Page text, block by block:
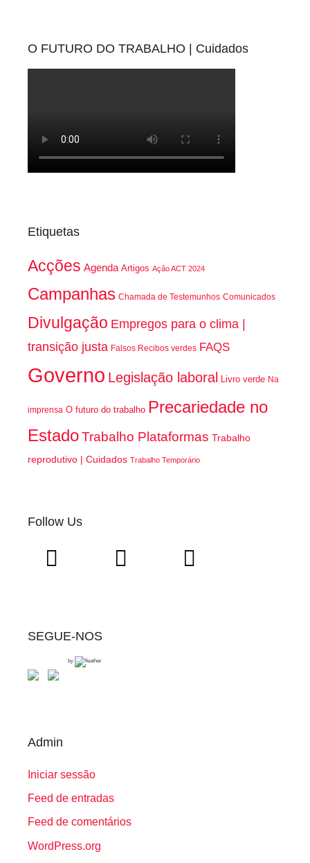
O FUTURO DO TRABALHO | Cuidados
Etiquetas
Acções Agenda Artigos Ação ACT 2024
Campanhas Chamada de Testemunhos Comunicados
Divulgação Empregos para o clima |
transição justa Falsos Recibos verdes FAQS
Governo Legislação laboral Livro verde Na
imprensa O futuro do trabalho Precariedade no
EstadoTrabalho Plataformas Trabalho
reprodutivo | Cuidados Trabalho Temporário
Follow Us
SEGUE-NOS
by
Admin
Iniciar sessão
Feed de entradas
Feed de comentários
WordPress.org